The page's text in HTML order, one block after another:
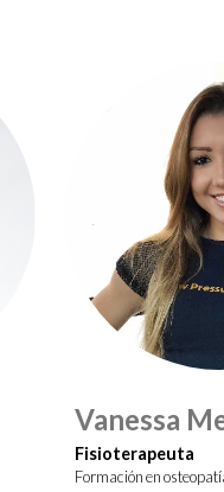
Vanessa
Fisioterapeuta
Formación en